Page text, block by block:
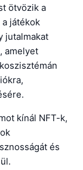
ötvözik a
játékok
jutalmakat
amelyet
kínál NFT-k,
és